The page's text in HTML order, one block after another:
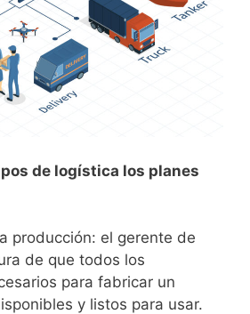
de logística los planes
producción: el gerente de
de que todos los
para fabricar un
y listos para usar.